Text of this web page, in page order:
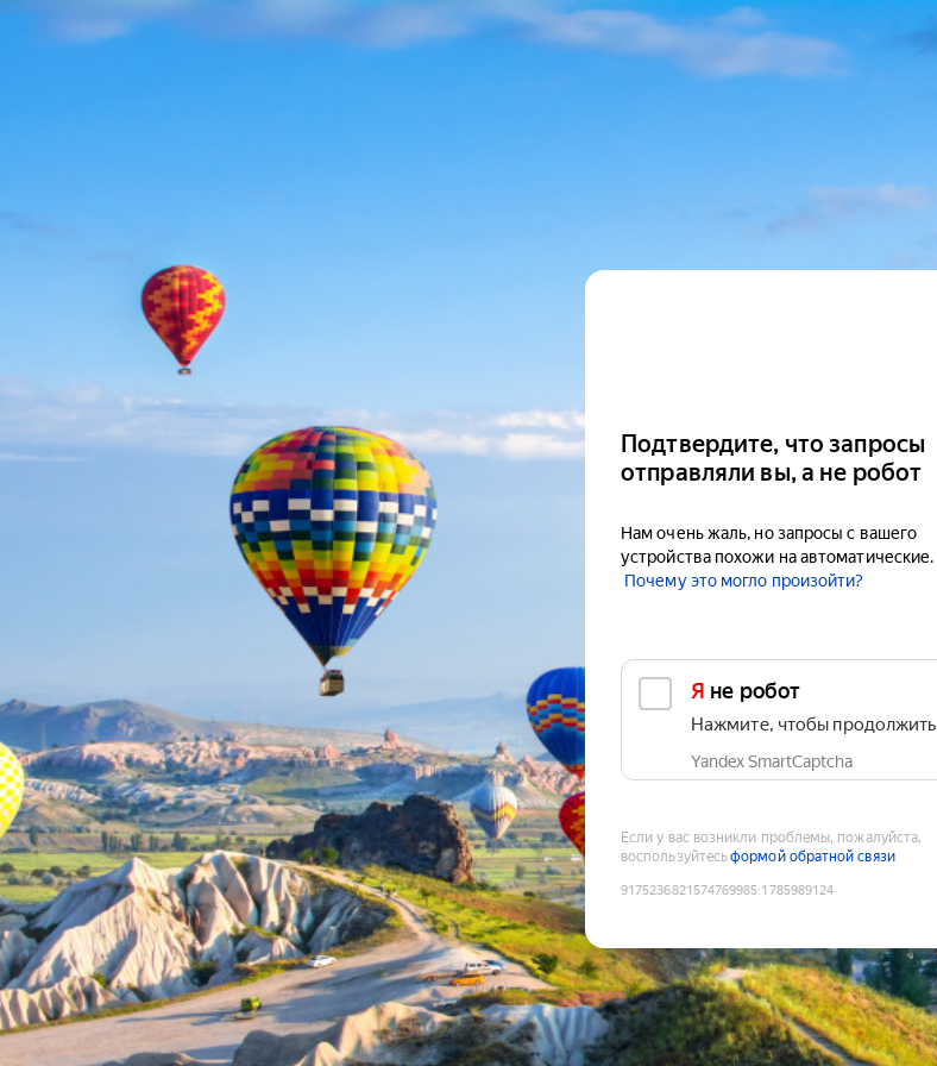
Подтвердите, что запросы
отправляли вы, а не робот
Нам очень жаль, но запросы с вашего
устройства похожи на автоматические.
Почему это могло произойти?
Я не робот
Нажмите, чтобы продолжить
Yandex SmartCaptcha
Если у вас возникли проблемы, пожалуйста,
воспользуйтесьформой обратной связи
9175236821574769985:1785989124